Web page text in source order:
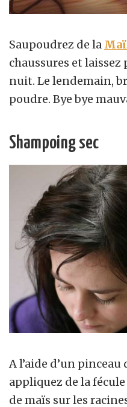
Saupoudrez de la
chaussures et
nuit. Le lendemain,
poudre. Bye bye
Shampoing sec
A l’aide d’un
appliquez de la
de maïs sur les